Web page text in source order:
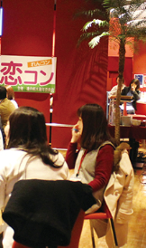
SUPPORT
応援・協賛企業
NEWS
センターからのお知ら